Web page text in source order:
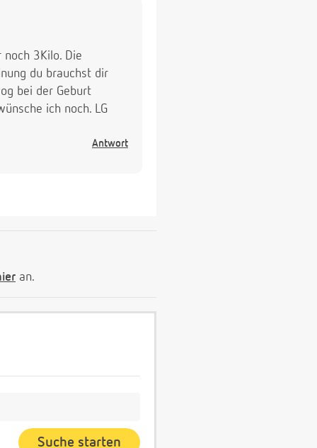
3Kilo. Die
du brauchst dir
bei der Geburt
ich noch. LG
Antwort
an.